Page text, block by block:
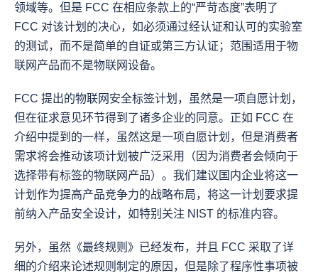
领域等。但是 FCC 在相应条款上的“严苛态度”表明了
FCC 对该计划的决心，如必须通过经认证和认可的实验室
的测试，而不是简单的自证或第三方认证；范围适用于物
联网产品而不是物联网设备。
FCC 提出的物联网安全标签计划，虽然是一项自愿计划，
但在征求意见环节得到了诸多企业的同意。正如 FCC 在
介绍中提到的一样，虽然这是一项自愿计划，但是消费者
需求将会推动该项计划被广泛采用（因为消费者会倾向于
选择带有标签的物联网产品）。我们建议国内企业将这一
计划作为提高产品竞争力的战略布局，将这一计划要求提
前纳入产品安全设计，如特别关注 NIST 的标准内容。
另外，虽然《最终规则》已经发布，并且 FCC 采取了详
细的介绍来论述规则制定的原因，但是除了程序性事项被